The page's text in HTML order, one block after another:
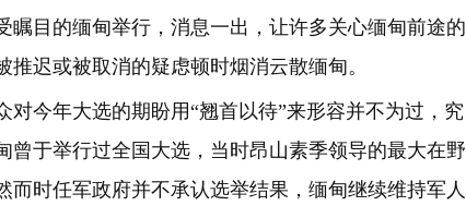
瞩目的缅甸举行，消息一出，让许多关心缅甸前途的
迟或被取消的疑虑顿时烟消云散缅甸。
今年大选的期盼用“翘首以待”来形容并不为过，究
曾于举行过全国大选，当时昂山素季领导的最大在野
而时任军政府并不承认选举结果，缅甸继续维持军人